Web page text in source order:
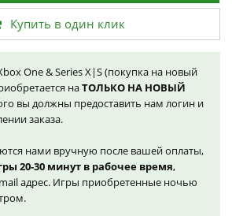
Купить в один клик
One & Series X|S (покупка на новый
наТОЛЬКО НА НОВЫЙ
вы должны предоставить нам логин и
заказа.
нами вручную после вашей оплаты,
20-30 минут в рабочее время,
адрес. Игры приобретенные ночью